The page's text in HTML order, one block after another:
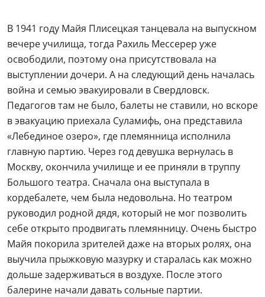
В 1941 году Майя Плисецкая танцевала на выпускном
вечере училища, тогда Рахиль Мессерер уже
освободили, поэтому она присутствовала на
выступлении дочери. А на следующий день началась
война и семью эвакуировали в Свердловск.
Педагогов там не было, балеты не ставили, но вскоре
в эвакуацию приехала Суламифь, она представила
«Лебединое озеро», где племянница исполнила
главную партию. Через год девушка вернулась в
Москву, окончила училище и ее приняли в труппу
Большого театра. Сначала она выступала в
кордебалете, чем была недовольна. Но театром
руководил родной дядя, который не мог позволить
себе открыто продвигать племянницу. Очень быстро
Майя покорила зрителей даже на вторых ролях, она
выучила прыжковую мазурку и старалась как можно
дольше задерживаться в воздухе. После этого
балерине начали давать сольные партии.